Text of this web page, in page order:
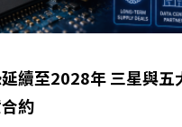
續至2028年 三星與五
約